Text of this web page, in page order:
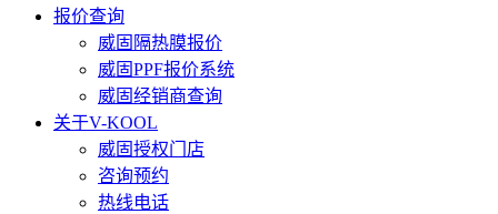
报价查询
威固隔热膜报价
威固PPF报价系统
威固经销商查询
关于V-KOOL
威固授权门店
咨询预约
热线电话